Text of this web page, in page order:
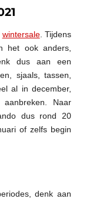
wintersale. Tijdens
het ook anders,
dus aan een
sjaals, tassen,
al in december,
Naar
dus rond 20
of zelfs begin
denk aan